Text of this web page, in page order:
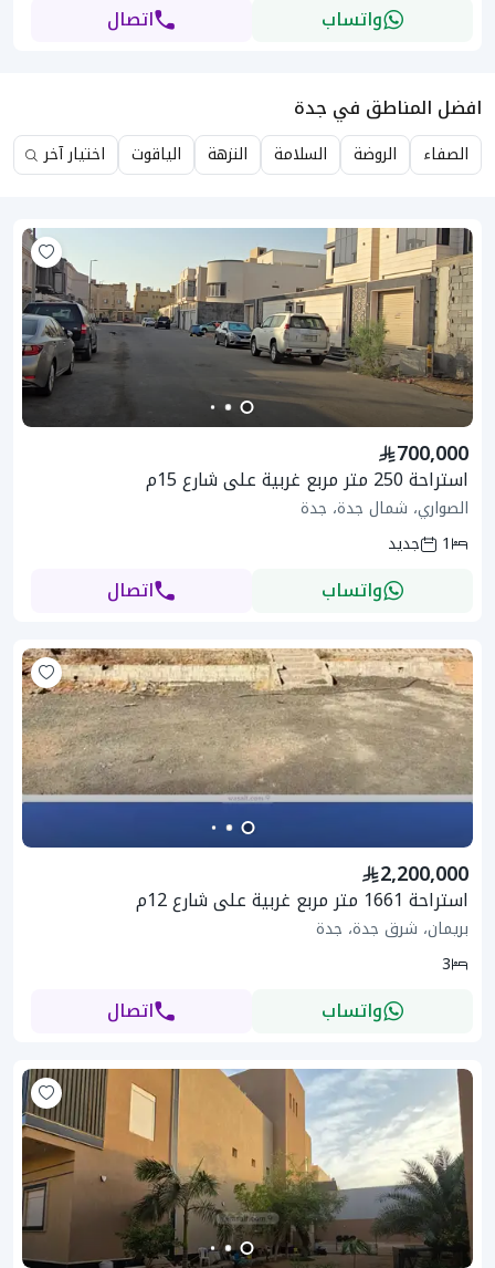
واتساب اتصال
افضل المناطق في جدة
الصفاء الروضة السلامة النزهة الياقوت اختيار آخر
700,000
استراحة 250 متر مربع غربية على شارع 15م
الصواري، شمال جدة، جدة
1
جديد
واتساب اتصال
2,200,000
استراحة 1661 متر مربع غربية على شارع 12م
بريمان، شرق جدة، جدة
3
واتساب اتصال